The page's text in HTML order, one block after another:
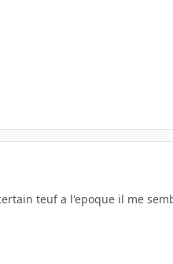
teuf a l'epoque il me